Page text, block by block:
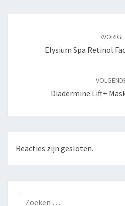
VORIGE
Elysium Spa Retinol
Diadermine Lift+
Reacties zijn gesloten.
Zoeken